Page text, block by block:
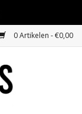
0 Artikelen - €0,00